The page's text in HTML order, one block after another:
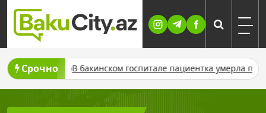
Skip
content
Срочно
госпитале пациентка умерла после пластической